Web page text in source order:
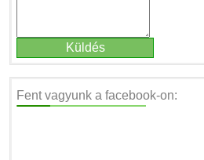
Fent vagyunk a facebook-on: